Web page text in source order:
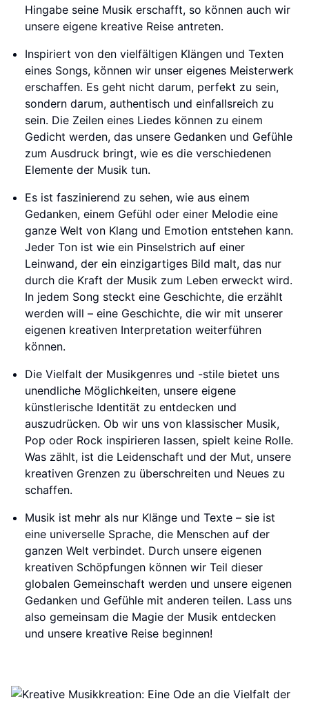
Hingabe seine Musik erschafft, so können auch wir
unsere eigene kreative Reise antreten.
Inspiriert von den vielfältigen Klängen und Texten
eines Songs, können wir unser eigenes Meisterwerk
erschaffen. Es geht nicht darum, perfekt zu sein,
sondern darum, authentisch und einfallsreich zu
sein. Die Zeilen eines Liedes können zu einem
Gedicht werden, das unsere Gedanken und Gefühle
zum Ausdruck bringt, wie es die verschiedenen
Elemente der Musik tun.
Es ist faszinierend zu sehen, wie aus einem
Gedanken, einem Gefühl oder einer Melodie eine
ganze Welt von Klang und Emotion entstehen kann.
Jeder Ton ist wie ein Pinselstrich auf einer
Leinwand, der ein einzigartiges Bild malt, das nur
durch die Kraft der Musik zum Leben erweckt wird.
In jedem Song steckt eine Geschichte, die erzählt
werden will – eine Geschichte, die wir mit unserer
eigenen kreativen Interpretation weiterführen
können.
Die Vielfalt der Musikgenres und -stile bietet uns
unendliche Möglichkeiten, unsere eigene
künstlerische Identität zu entdecken und
auszudrücken. Ob wir uns von klassischer Musik,
Pop oder Rock inspirieren lassen, spielt keine Rolle.
Was zählt, ist die Leidenschaft und der Mut, unsere
kreativen Grenzen zu überschreiten und Neues zu
schaffen.
Musik ist mehr als nur Klänge und Texte – sie ist
eine universelle Sprache, die Menschen auf der
ganzen Welt verbindet. Durch unsere eigenen
kreativen Schöpfungen können wir Teil dieser
globalen Gemeinschaft werden und unsere eigenen
Gedanken und Gefühle mit anderen teilen. Lass uns
also gemeinsam die Magie der Musik entdecken
und unsere kreative Reise beginnen!